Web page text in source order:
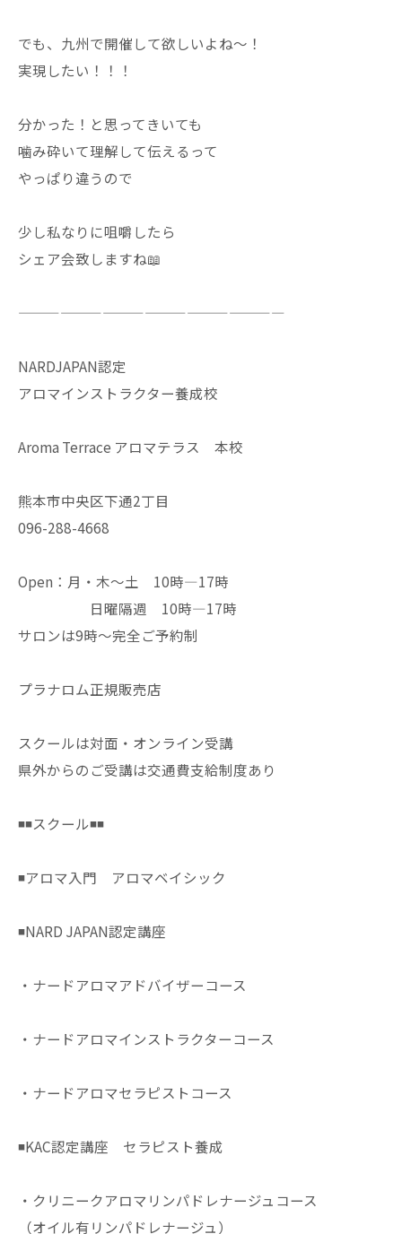
でも、九州で開催して欲しいよね〜！
実現したい！！！
分かった！と思ってきいても
噛み砕いて理解して伝えるって
やっぱり違うので
少し私なりに咀嚼したら
シェア会致しますね📖
———————————————————
NARDJAPAN認定
アロマインストラクター養成校
Aroma Terrace アロマテラス 本校
熊本市中央区下通2丁目
096-288-4668
Open：月・木〜土 10時—17時
日曜隔週 10時—17時
サロンは9時〜完全ご予約制
プラナロム正規販売店
スクールは対面・オンライン受講
県外からのご受講は交通費支給制度あり
◾️◾️スクール◾️◾️
◾️アロマ入門 アロマベイシック
◾️NARD JAPAN認定講座
・ナードアロマアドバイザーコース
・ナードアロマインストラクターコース
・ナードアロマセラピストコース
◾️KAC認定講座 セラピスト養成
・クリニークアロマリンパドレナージュコース
（オイル有リンパドレナージュ）